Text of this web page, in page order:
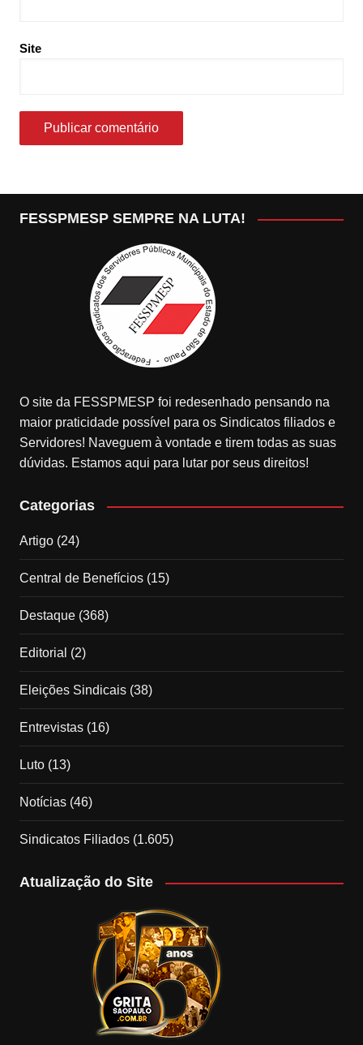
Site
FESSPMESP SEMPRE NA LUTA!
O site da FESSPMESP foi redesenhado pensando na
maior praticidade possível para os Sindicatos filiados e
Servidores! Naveguem à vontade e tirem todas as suas
dúvidas. Estamos aqui para lutar por seus direitos!
Categorias
Artigo(24)
Central de Benefícios(15)
Destaque(368)
Editorial (2)
Eleições Sindicais(38)
Entrevistas(16)
Luto(13)
Notícias(46)
Sindicatos Filiados(1.605)
Atualização do Site